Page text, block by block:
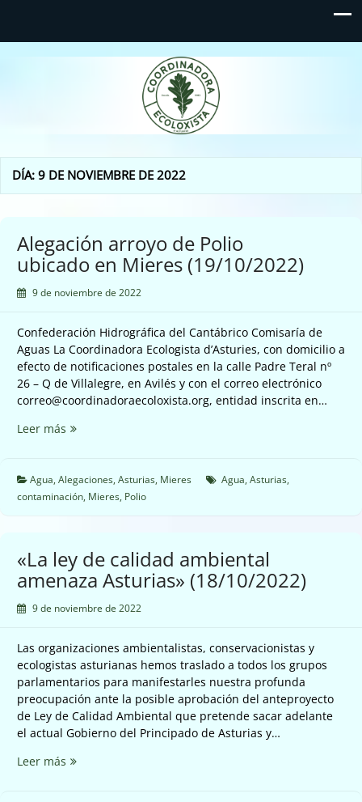
Coordinadora Ecoloxista
d'Asturies
DÍA:9 DE NOVIEMBRE DE 2022
Alegación arroyo de Polio
ubicado en Mieres (19/10/2022)
9 de noviembre de 2022
Confederación Hidrográfica del Cantábrico Comisaría de
Aguas La Coordinadora Ecologista d’Asturies, con domicilio a
efecto de notificaciones postales en la calle Padre Teral nº
26 – Q de Villalegre, en Avilés y con el correo electrónico
correo@coordinadoraecoloxista.org, entidad inscrita en…
Leer más Alegación
Polio
ubicado
Agua, Alegaciones, Asturias, Mieres Agua, Asturias,
contaminación, Mieres, Polio
«La ley de calidad ambiental
amenaza Asturias» (18/10/2022)
9 de noviembre de 2022
Las organizaciones ambientalistas, conservacionistas y
ecologistas asturianas hemos traslado a todos los grupos
parlamentarios para manifestarles nuestra profunda
preocupación ante la posible aprobación del anteproyecto
de Ley de Calidad Ambiental que pretende sacar adelante
el actual Gobierno del Principado de Asturias y…
Leer más «La